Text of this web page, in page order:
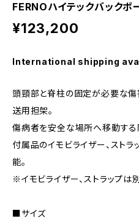
FERNOハイテックバック
¥123,200
International shipping
頭頸部と脊柱の固定が必要な傷
送用担架。
傷病者を安全な場所へ移動する
付属品のイモビライザー、スト
能。
※イモビライザー、ストラップは
■サイズ